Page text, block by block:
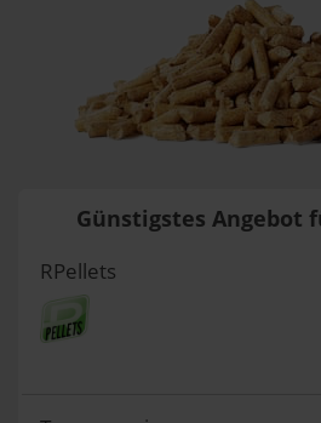
Günstigstes Angebot
RPellets